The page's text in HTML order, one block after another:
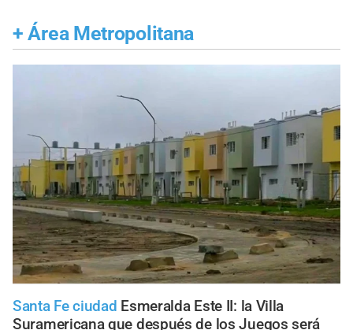
+ Área Metropolitana
Santa Fe ciudad Esmeralda Este II: la Villa
Suramericana que después de los Juegos será